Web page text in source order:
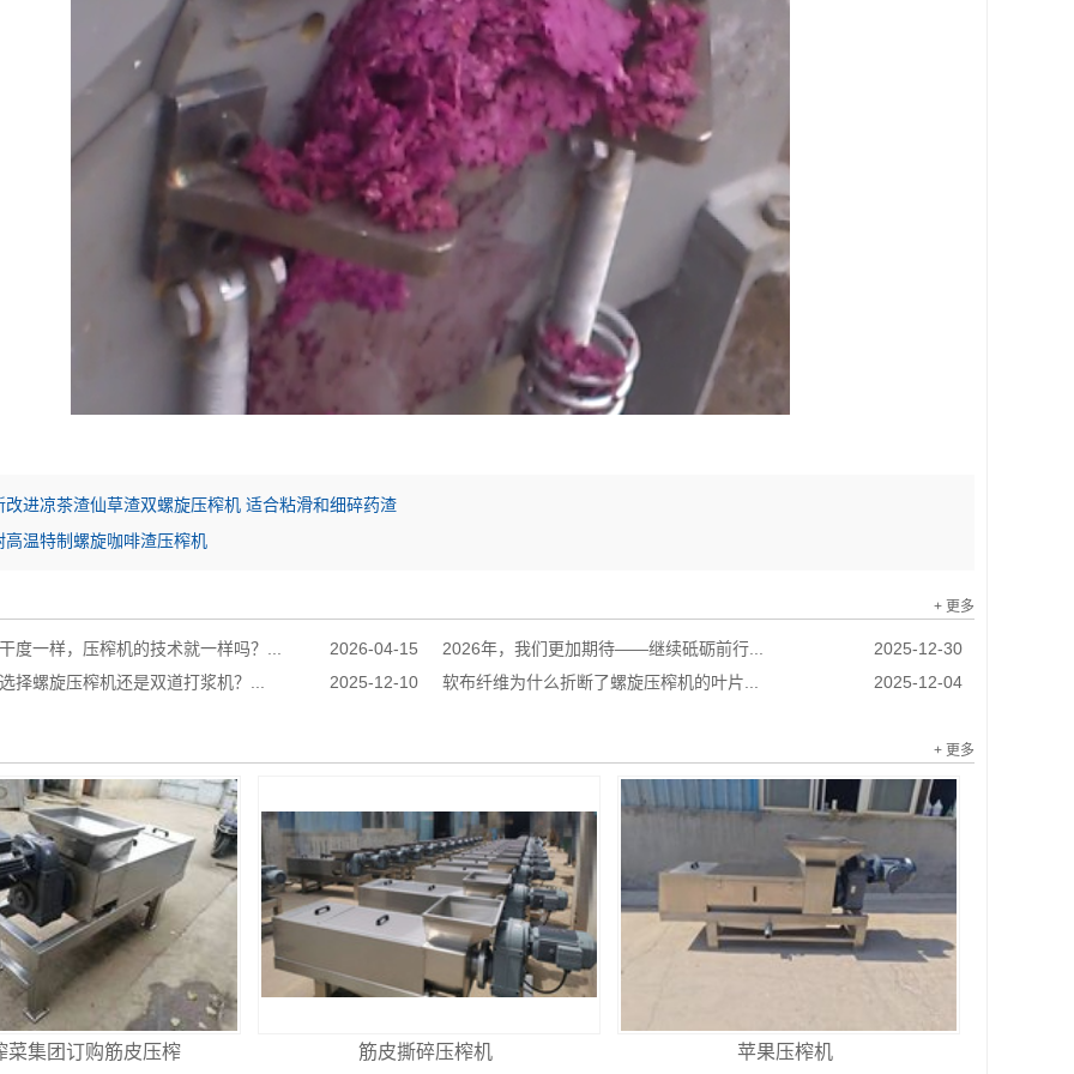
改进凉茶渣仙草渣双螺旋压榨机 适合粘滑和细碎药渣
高温特制螺旋咖啡渣压榨机
+ 更多
2026-04-15
度一样，压榨机的技术就一样吗？... 2025-12-30
2026年，我们更加期待——继续砥砺前行...
2025-12-10
择螺旋压榨机还是双道打浆机？... 2025-12-04
软布纤维为什么折断了螺旋压榨机的叶片...
+ 更多
菜集团订购筋皮压榨 筋皮撕碎压榨机 苹果压榨机